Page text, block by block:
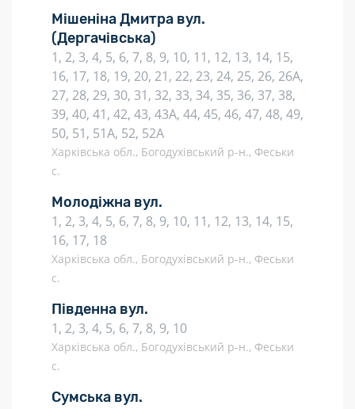
Мішеніна Дмитра вул.
(Дергачівська)
1, 2, 3, 4, 5, 6, 7, 8, 9, 10, 11, 12, 13, 14, 15,
16, 17, 18, 19, 20, 21, 22, 23, 24, 25, 26, 26А,
27, 28, 29, 30, 31, 32, 33, 34, 35, 36, 37, 38,
39, 40, 41, 42, 43, 43А, 44, 45, 46, 47, 48, 49,
50, 51, 51А, 52, 52А
Харківська обл., Богодухівський р-н., Феськи
с.
Молодіжна вул.
1, 2, 3, 4, 5, 6, 7, 8, 9, 10, 11, 12, 13, 14, 15,
16, 17, 18
Харківська обл., Богодухівський р-н., Феськи
с.
Південна вул.
1, 2, 3, 4, 5, 6, 7, 8, 9, 10
Харківська обл., Богодухівський р-н., Феськи
с.
Сумська вул.